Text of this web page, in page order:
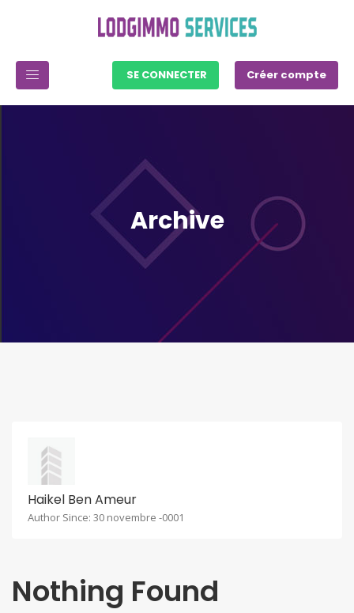
SE CONNECTER Créer compte
Archive
Haikel Ben Ameur
Author Since: 30 novembre -0001
Nothing Found